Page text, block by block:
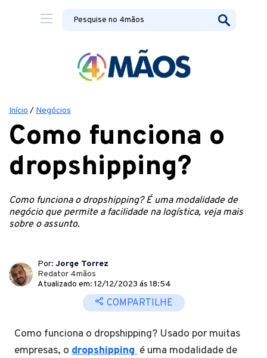
Início / Negócios
Como funciona o
dropshipping?
Como funciona o dropshipping? É uma modalidade de
negócio que permite a facilidade na logística, veja mais
sobre o assunto.
Por: Jorge Torrez
Redator 4mãos
Atualizado em: 12/12/2023 ás 18:54
COMPARTILHE
Como funciona o dropshipping? Usado por muitas
empresas, o dropshipping é uma modalidade de